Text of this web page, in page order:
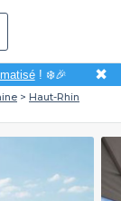
! ❄️🎉 ✖
Haut-Rhin